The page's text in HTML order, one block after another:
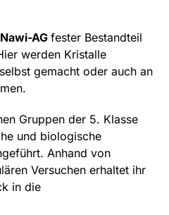
Nawi-AG fester Bestandteil
werden Kristalle
gemacht oder auch an
Gruppen der 5. Klasse
und biologische
Anhand von
Versuchen erhaltet ihr
in die